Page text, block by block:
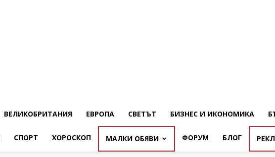
ВЕЛИКОБРИТАНИЯ ЕВРОПА СВЕТЪТ БИЗНЕС И ИКОНОМИКА
СПОРТ ХОРОСКОП МАЛКИ ОБЯВИ ФОРУМ БЛОГ